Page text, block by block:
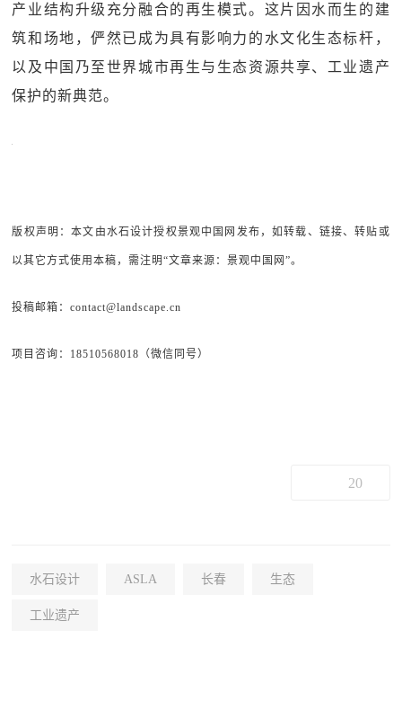
产业结构升级充分融合的再生模式。这片因水而生的建
筑和场地，俨然已成为具有影响力的水文化生态标杆，
以及中国乃至世界城市再生与生态资源共享、工业遗产
保护的新典范。
版权声明：本文由水石设计授权景观中国网发布，如转载、链接、转贴或
以其它方式使用本稿，需注明“文章来源：景观中国网”。
投稿邮箱：contact@landscape.cn
项目咨询：18510568018（微信同号）
20
水石设计 ASLA 长春 生态
工业遗产